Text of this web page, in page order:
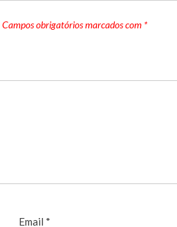
Campos obrigatórios marcados com *
Email *